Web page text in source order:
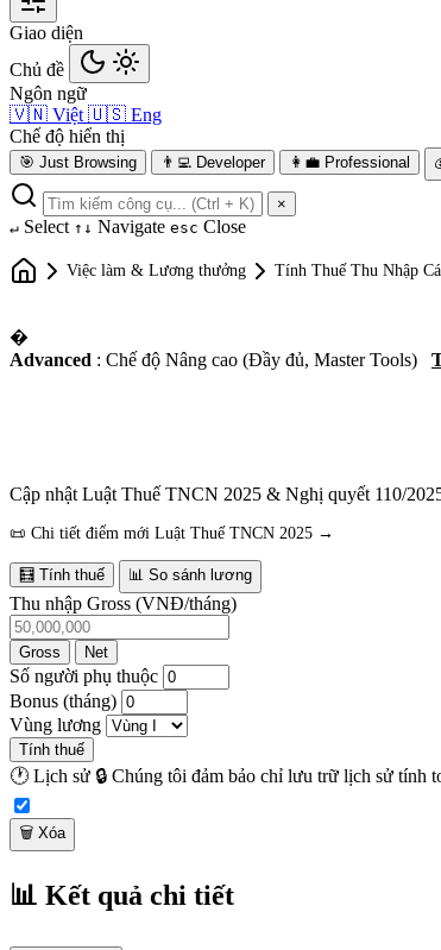
Giao diện
Chủ đề
Ngôn ngữ
🇻🇳 Việt 🇺🇸 Eng
Chế độ hiển thị
🎯 Just Browsing 👨‍💻 Developer 👩‍💼 Professional
×
↵ Select ↑↓ Navigate esc Close
Việc làm & Lương thưởng Tính Thuế Thu Nhập
�
Advanced : Chế độ Nâng cao (Đầy đủ, Master Tools)
Cập nhật Luật Thuế TNCN 2025 & Nghị quyết 110/
📜 Chi tiết điểm mới Luật Thuế TNCN 2025 →
🧮 Tính thuế 📊 So sánh lương
Thu nhập Gross (VNĐ/tháng)
Gross Net
Số người phụ thuộc
Bonus (tháng)
Vùng lương
Tính thuế
🕐 Lịch sử 🔒 Chúng tôi đảm bảo chỉ lưu trữ lịch sử tính
🗑️ Xóa
📊 Kết quả chi tiết